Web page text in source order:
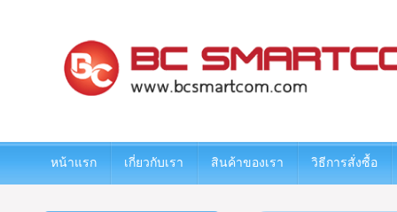
หน้าแรก เกี่ยวกับเรา สินค้าของเรา วิธีการสั่งซื้อ